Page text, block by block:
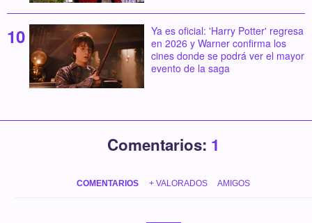
Ya es oficial: 'Harry Potter' regresa
en 2026 y Warner confirma los
cines donde se podrá ver el mayor
evento de la saga
Comentarios: 1
COMENTARIOS + VALORADOS AMIGOS